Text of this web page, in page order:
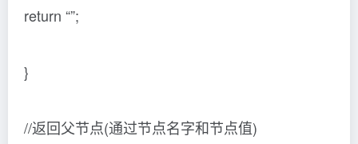
return “”;
}
//返回父节点(通过节点名字和节点值)